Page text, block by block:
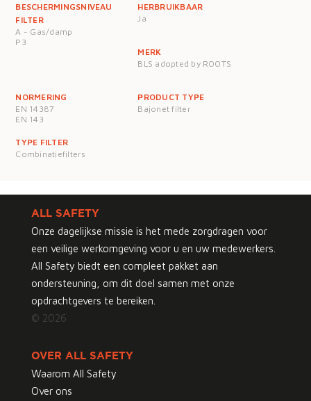
BESCHERMINGSNIVEAU
FILTER
A - Gas/damp
P3
HERBRUIKBAAR
Ja
MERK
BLS adopted by ROOTS
NORMERING
EN 14387
EN 143
PRODUCT TYPE
Bajonet filter
TYPE FILTER
Combinatiefilters
ALL SAFETY
Onze dagelijkse missie is het mede zorgdragen voor
een veilige werkomgeving voor u en uw medewerkers.
All Safety biedt een compleet pakket aan
ondersteuning, om dit doel samen met onze
opdrachtgevers te bereiken.
© 2026
OVER ALL SAFETY
Waarom All Safety
Over ons